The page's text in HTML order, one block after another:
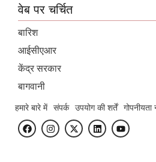
वेब पर चर्चित
बारिश
आईसीएआर
केंद्र सरकार
बागवानी
हमारे बारे में संपर्क उपयोग की शर्तें गोपनीयता